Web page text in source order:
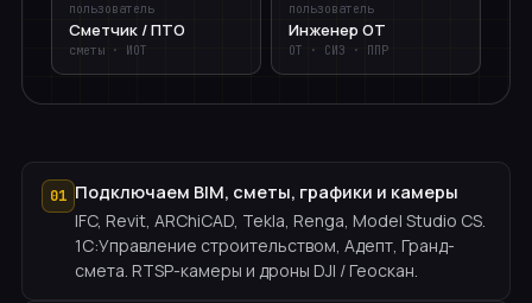
пользователь
Сметчик / ПТО
сметы · ИОТ
пользователь
Инженер ОТ
ОТ · СИЗ · ППР
01 Подключаем BIM, сметы, графики и камеры
IFC, Revit, ARChiCAD, Tekla, Renga, Model Studio CS.
1С:Управление строительством, Адепт, Гранд-
смета. RTSP-камеры и дроны DJI / Геоскан.